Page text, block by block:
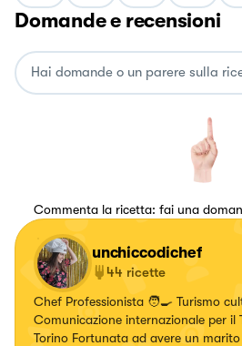
Domande e recensioni
Commenta la ricetta: fai una
unchiccodichef
44 ricette
Chef Professionista 🧑‍🍳 Turismo
Comunicazione internazionale per il
Torino Fortunata ad avere un